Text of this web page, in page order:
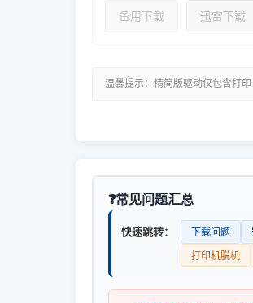
备用下载 迅雷下载
温馨提示：精简版驱动仅包含打
常见问题汇总
快速跳转： 下载问题
打印机脱机